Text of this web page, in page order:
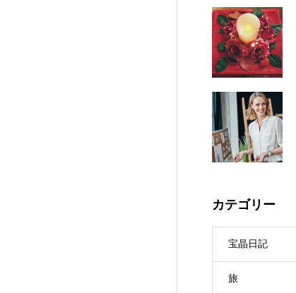
カテゴリー
宝晶日記
旅